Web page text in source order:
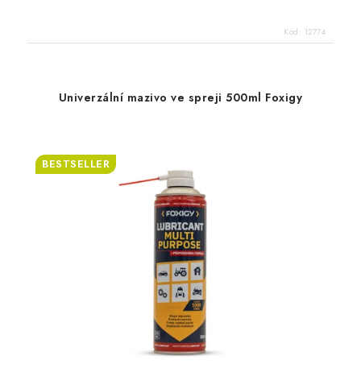
Kód: 12774
Univerzální mazivo ve spreji 500ml Foxigy
BESTSELLER